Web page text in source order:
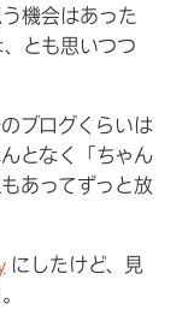
機会はあった
とも思いつつ
ブログくらいは
となく「ちゃん
あってずっと放
にしたけど、見